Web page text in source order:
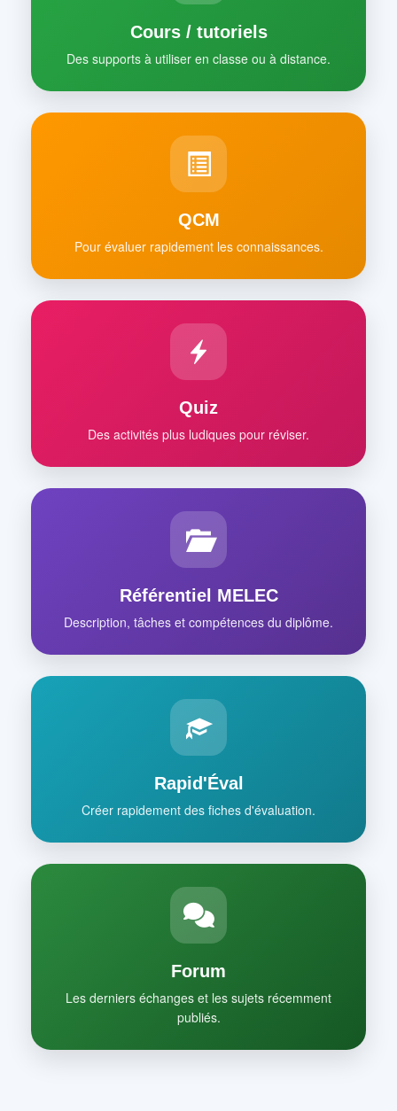
Cours / tutoriels
Des supports à utiliser en classe ou à distance.
QCM
Pour évaluer rapidement les connaissances.
Quiz
Des activités plus ludiques pour réviser.
Référentiel MELEC
Description, tâches et compétences du diplôme.
Rapid'Éval
Créer rapidement des fiches d'évaluation.
Forum
Les derniers échanges et les sujets récemment
publiés.